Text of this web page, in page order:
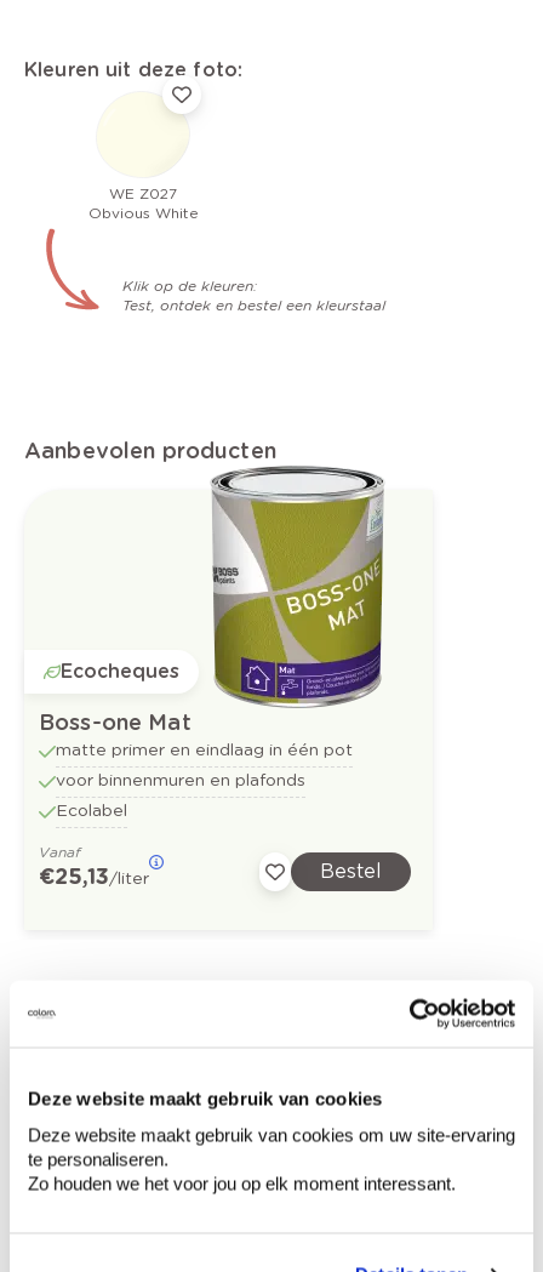
Deze website maakt gebruik van cookies
Deze website maakt gebruik van cookies om uw site-ervaring
te personaliseren.
Zo houden we het voor jou op elk moment interessant.
Kleuren uit deze foto:
WE Z027
Obvious White
Klik op de kleuren:
Test, ontdek en bestel een kleurstaal
Aanbevolen producten
Ecocheques
Boss-one Mat
matte primer en eindlaag in één pot
voor binnenmuren en plafonds
Ecolabel
Vanaf
€ 25,13/liter Bestel
Modern Roze Rood
Bruin